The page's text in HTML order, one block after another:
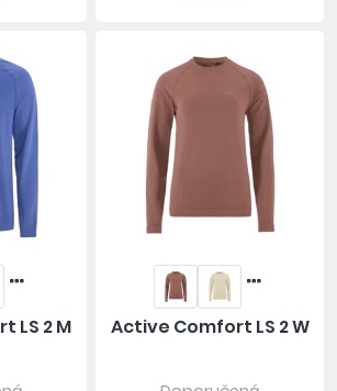
LS 2 M Active Comfort LS 2 W